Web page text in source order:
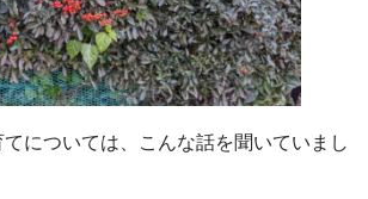
については、こんな話を聞いていまし